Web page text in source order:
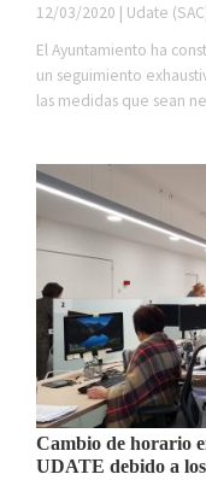
12/03/2020 | Udate
El Ayuntamiento ha
un seguimiento
las medidas que sean
Cambio de horario
UDATE debido a